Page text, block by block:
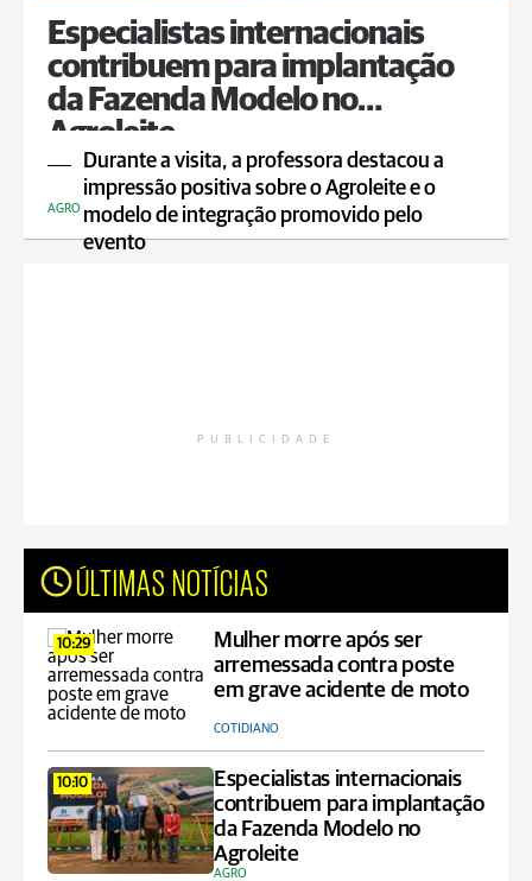
Especialistas internacionais
contribuem para implantação
da Fazenda Modelo no
Agroleite
Durante a visita, a professora destacou a
impressão positiva sobre o Agroleite e o
modelo de integração promovido pelo
evento
AGRO
PUBLICIDADE
ÚLTIMAS NOTÍCIAS
10:29
Mulher morre após ser
arremessada contra poste
em grave acidente de moto
COTIDIANO
10:10
Especialistas internacionais
contribuem para implantação
da Fazenda Modelo no
Agroleite
AGRO